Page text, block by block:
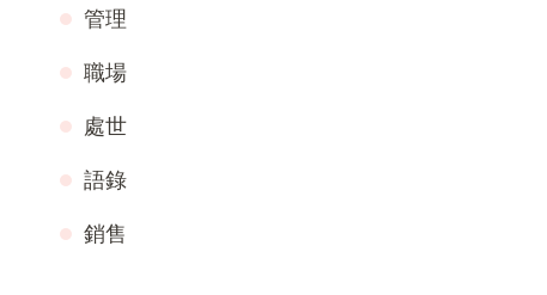
管理
職場
處世
語錄
銷售